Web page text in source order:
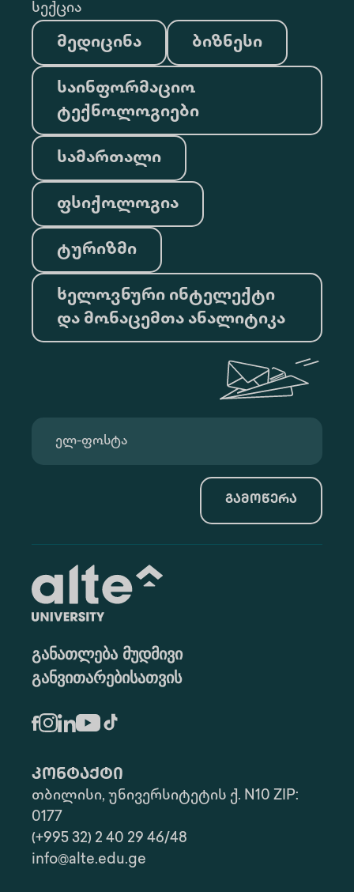
სექცია
მედიცინა ბიზნესი
საინფორმაციო
ტექნოლოგიები
სამართალი
ფსიქოლოგია
ტურიზმი
ხელოვნური ინტელექტი
და მონაცემთა ანალიტიკა
გამოწერა
განათლება მუდმივი
განვითარებისათვის
კონტაქტი
თბილისი, უნივერსიტეტის ქ. N10 ZIP:
0177
(+995 32) 2 40 29 46/48
info@alte.edu.ge